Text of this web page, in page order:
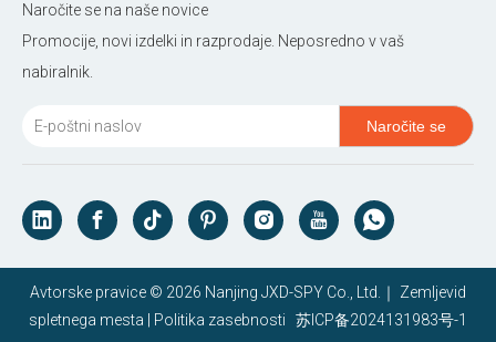
Naročite se na naše novice
Promocije, novi izdelki in razprodaje. Neposredno v vaš
nabiralnik.
Naročite se
Avtorske pravice © 2026 Nanjing JXD-SPY Co., Ltd.｜ Zemljevid
spletnega mesta
Politika zasebnosti 苏ICP备2024131983号-1